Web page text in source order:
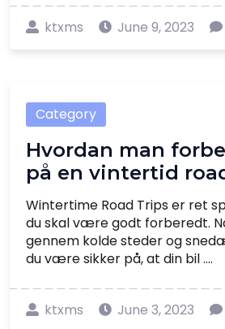
ktxms June 9, 2023
Category
Hvordan man
på en vintertid
Wintertime Road Trips er ret
du skal være godt forberedt.
gennem kolde steder og
du være sikker på, at din bil ....
ktxms June 3, 2023